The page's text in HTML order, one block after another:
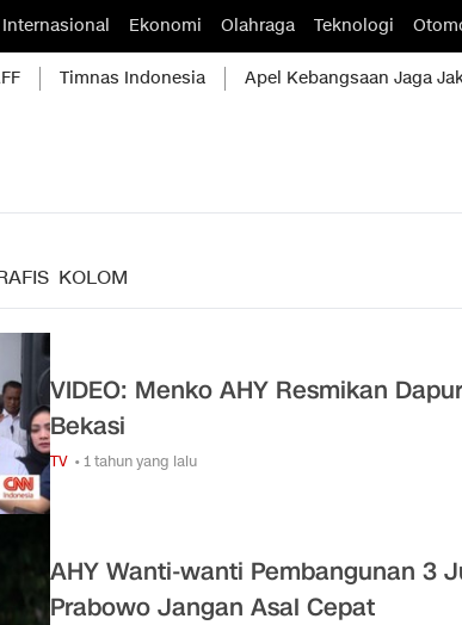
Internasional Ekonomi Olahraga Teknologi
Timnas Indonesia Apel Kebangsaan Jaga
KOLOM
VIDEO: Menko AHY Resmikan
Bekasi
TV • 1 tahun yang lalu
AHY Wanti-wanti Pembangunan 3
Prabowo Jangan Asal Cepat